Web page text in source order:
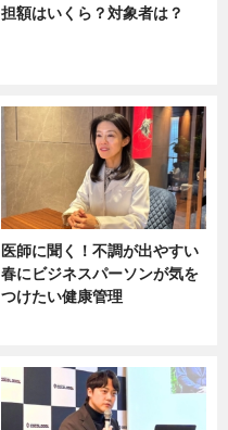
担額はいくら？対象者は？
医師に聞く！不調が出やすい
春にビジネスパーソンが気を
つけたい健康管理